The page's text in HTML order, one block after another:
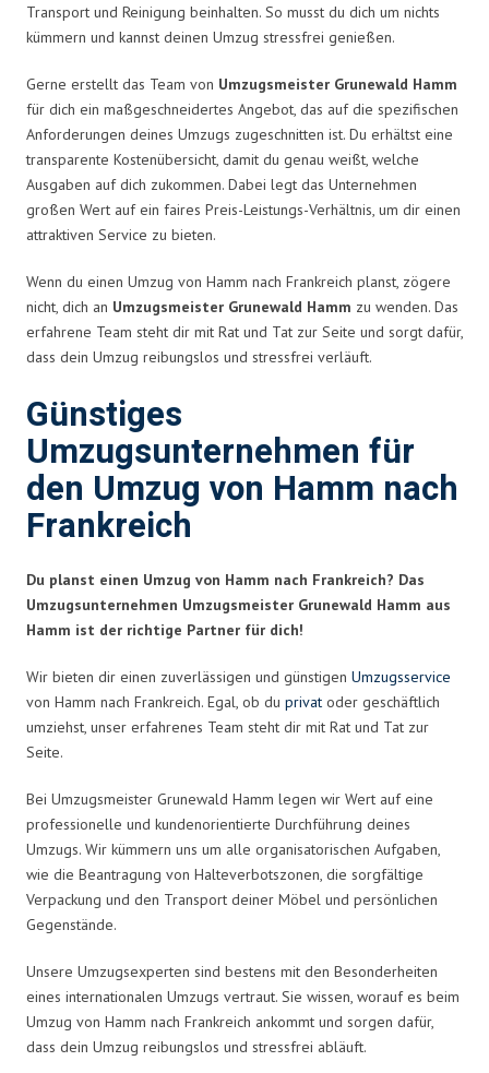
Transport und Reinigung beinhalten. So musst du dich um nichts
kümmern und kannst deinen Umzug stressfrei genießen.
Gerne erstellt das Team von Umzugsmeister Grunewald Hamm
für dich ein maßgeschneidertes Angebot, das auf die spezifischen
Anforderungen deines Umzugs zugeschnitten ist. Du erhältst eine
transparente Kostenübersicht, damit du genau weißt, welche
Ausgaben auf dich zukommen. Dabei legt das Unternehmen
großen Wert auf ein faires Preis-Leistungs-Verhältnis, um dir einen
attraktiven Service zu bieten.
Wenn du einen Umzug von Hamm nach Frankreich planst, zögere
nicht, dich an Umzugsmeister Grunewald Hamm zu wenden. Das
erfahrene Team steht dir mit Rat und Tat zur Seite und sorgt dafür,
dass dein Umzug reibungslos und stressfrei verläuft.
Günstiges
Umzugsunternehmen für
den Umzug von Hamm nach
Frankreich
Du planst einen Umzug von Hamm nach Frankreich? Das
Umzugsunternehmen Umzugsmeister Grunewald Hamm aus
Hamm ist der richtige Partner für dich!
Wir bieten dir einen zuverlässigen und günstigen Umzugsservice
von Hamm nach Frankreich. Egal, ob du privat oder geschäftlich
umziehst, unser erfahrenes Team steht dir mit Rat und Tat zur
Seite.
Bei Umzugsmeister Grunewald Hamm legen wir Wert auf eine
professionelle und kundenorientierte Durchführung deines
Umzugs. Wir kümmern uns um alle organisatorischen Aufgaben,
wie die Beantragung von Halteverbotszonen, die sorgfältige
Verpackung und den Transport deiner Möbel und persönlichen
Gegenstände.
Unsere Umzugsexperten sind bestens mit den Besonderheiten
eines internationalen Umzugs vertraut. Sie wissen, worauf es beim
Umzug von Hamm nach Frankreich ankommt und sorgen dafür,
dass dein Umzug reibungslos und stressfrei abläuft.